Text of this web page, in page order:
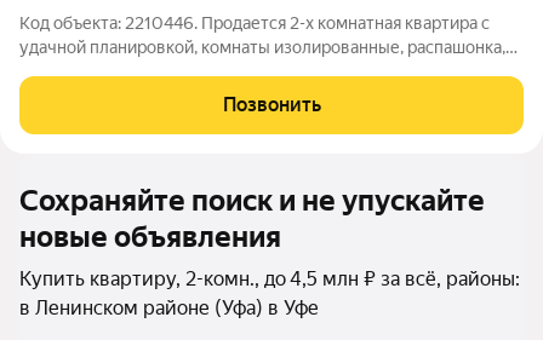
Код объекта: 2210446. Продается 2-х комнатная квартира с
удачной планировкой, комнаты изолированные, распашонка,
большая, ремонт от застройщика, низкие коммунальные
платежи. Дружелюбные соседи.
Позвонить
Сохраняйте поиск и не упускайте
новые объявления
Купить квартиру, 2-комн., до 4,5 млн ₽ за всё, районы:
в Ленинском районе (Уфа) в Уфе